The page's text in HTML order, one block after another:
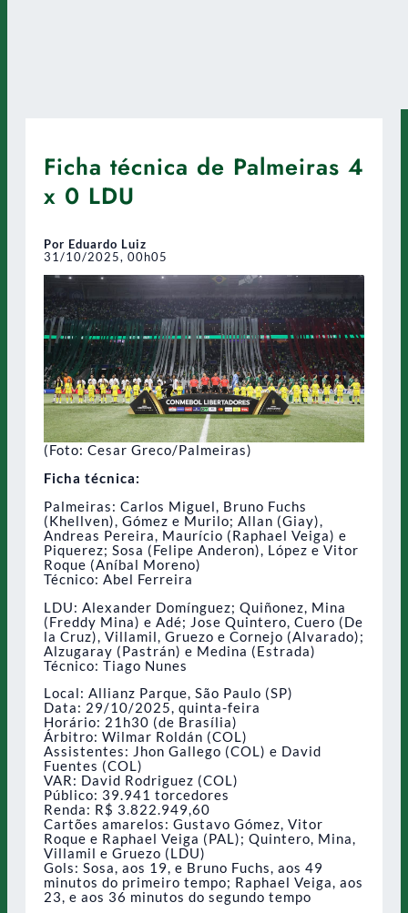
Ficha técnica de Palmeiras 4
x 0 LDU
Por Eduardo Luiz
31/10/2025, 00h05
(Foto: Cesar Greco/Palmeiras)
Ficha técnica:
Palmeiras: Carlos Miguel, Bruno Fuchs
(Khellven), Gómez e Murilo; Allan (Giay),
Andreas Pereira, Maurício (Raphael Veiga) e
Piquerez; Sosa (Felipe Anderon), López e Vitor
Roque (Aníbal Moreno)
Técnico: Abel Ferreira
LDU: Alexander Domínguez; Quiñonez, Mina
(Freddy Mina) e Adé; Jose Quintero, Cuero (De
la Cruz), Villamil, Gruezo e Cornejo (Alvarado);
Alzugaray (Pastrán) e Medina (Estrada)
Técnico: Tiago Nunes
Local: Allianz Parque, São Paulo (SP)
Data: 29/10/2025, quinta-feira
Horário: 21h30 (de Brasília)
Árbitro: Wilmar Roldán (COL)
Assistentes: Jhon Gallego (COL) e David
Fuentes (COL)
VAR: David Rodriguez (COL)
Público: 39.941 torcedores
Renda: R$ 3.822.949,60
Cartões amarelos: Gustavo Gómez, Vitor
Roque e Raphael Veiga (PAL); Quintero, Mina,
Villamil e Gruezo (LDU)
Gols: Sosa, aos 19, e Bruno Fuchs, aos 49
minutos do primeiro tempo; Raphael Veiga, aos
23, e aos 36 minutos do segundo tempo